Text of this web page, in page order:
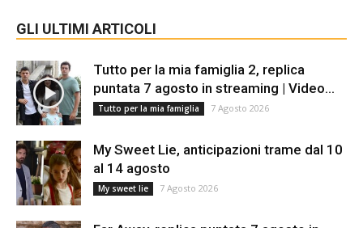
GLI ULTIMI ARTICOLI
Tutto per la mia famiglia 2, replica
puntata 7 agosto in streaming | Video...
Tutto per la mia famiglia 7 Agosto 2026
My Sweet Lie, anticipazioni trame dal 10
al 14 agosto
My sweet lie 7 Agosto 2026